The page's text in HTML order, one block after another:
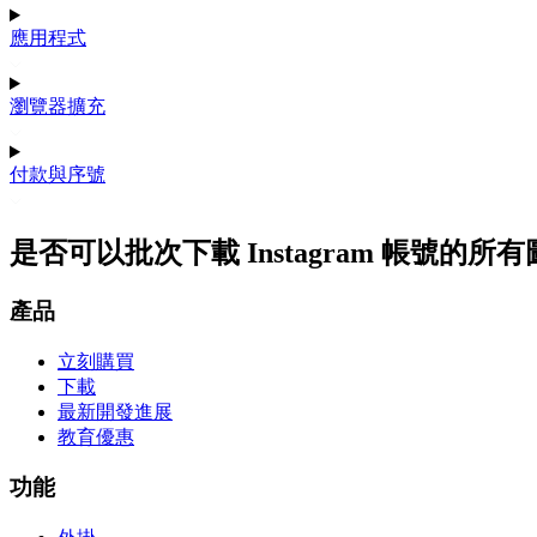
應用程式
瀏覽器擴充
付款與序號
是否可以批次下載 Instagram 帳號的所有
產品
立刻購買
下載
最新開發進展
教育優惠
功能